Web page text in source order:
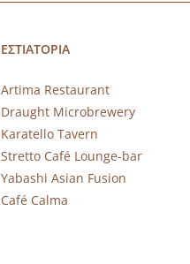
ΕΣΤΙΑΤΟΡΙΑ
Artima Restaurant
Draught Microbrewery
Karatello Tavern
Stretto Café Lounge-bar
Yabashi Asian Fusion
Café Calma